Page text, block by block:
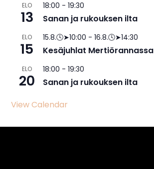
ELO
13
18:00 -19:30
Sanan ja rukouksen ilta
ELO
15
15.8.🕓➤10:00 -16.8.🕓➤14:30
Kesäjuhlat Mertiörannassa
ELO
20
18:00 -19:30
Sanan ja rukouksen ilta
View Calendar